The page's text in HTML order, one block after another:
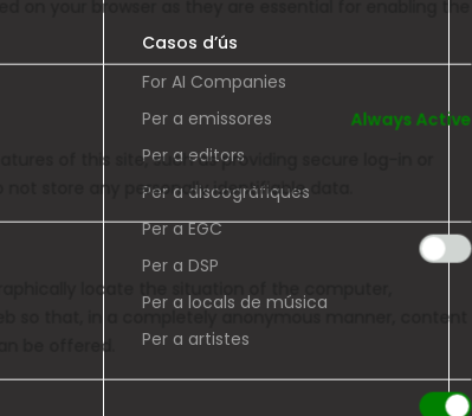
Always Active
of this site, such as providing secure log-in or
store any personally identifiable data.
locate the situation of the computer,
that, in a completely anonymous manner, content
be offered.
Casos d’ús
For AI Companies
Per a emissores
Per a editors
Per a discogràfiques
Per a EGC
Per a DSP
Per a locals de música
Per a artistes